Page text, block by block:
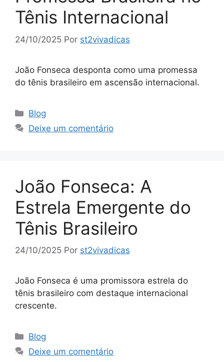
Tênis Internacional
24/10/2025 Por st2vivadicas
João Fonseca desponta como uma promessa
do tênis brasileiro em ascensão internacional.
Categorias
Blog
Deixe um comentário
João Fonseca: A
Estrela Emergente do
Tênis Brasileiro
24/10/2025 Por st2vivadicas
João Fonseca é uma promissora estrela do
tênis brasileiro com destaque internacional
crescente.
Categorias
Blog
Deixe um comentário